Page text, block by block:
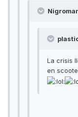
La crisis
en